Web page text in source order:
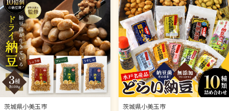
茨城県小美玉市 茨城県小美玉市